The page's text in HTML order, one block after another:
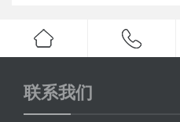
联系我们